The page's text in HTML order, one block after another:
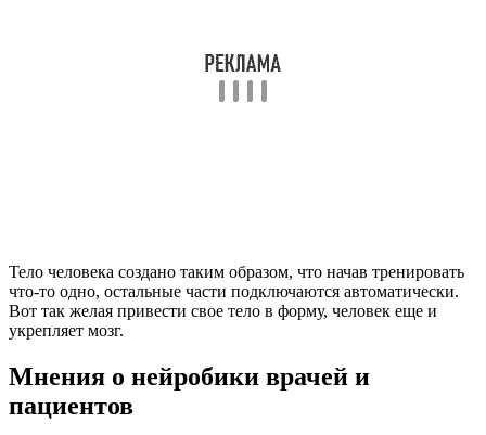
Тело человека создано таким образом, что начав тренировать
что-то одно, остальные части подключаются автоматически.
Вот так желая привести свое тело в форму, человек еще и
укрепляет мозг.
Мнения о нейробики врачей и
пациентов